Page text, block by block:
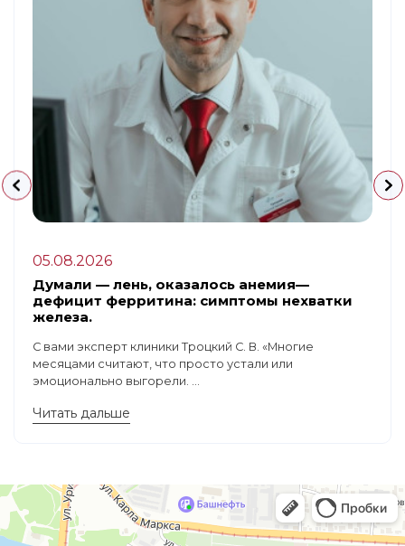
05.08.2026
Думали — лень, оказалось анемия—
дефицит ферритина: симптомы нехватки
железа.
С вами эксперт клиники Троцкий С. В. «Многие
месяцами считают, что просто устали или
эмоционально выгорели. ...
Читать дальше